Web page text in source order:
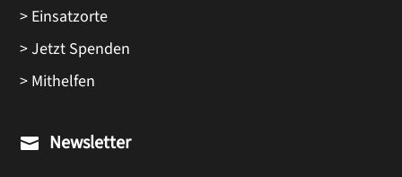
> Einsatzorte
> Jetzt Spenden
> Mithelfen
 Newsletter